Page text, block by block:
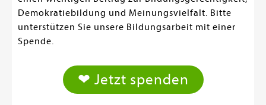
Demokratiebildung und Meinungsvielfalt. Bitte
unterstützen Sie unsere Bildungsarbeit mit einer
Spende.
❤ Jetzt spenden